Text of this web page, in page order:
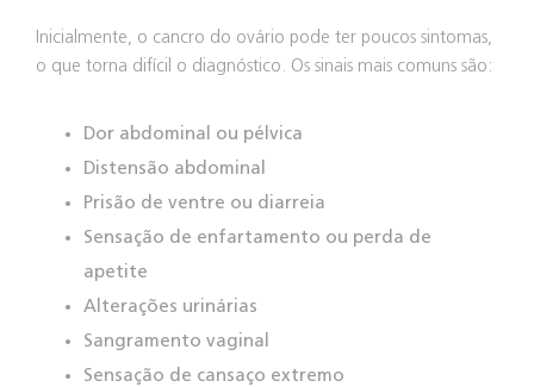
Inicialmente, o cancro do ovário pode ter poucos sintomas,
o que torna difícil o diagnóstico. Os sinais mais comuns são:
Dor abdominal ou pélvica
Distensão abdominal
Prisão de ventre ou diarreia
Sensação de enfartamento ou perda de
apetite
Alterações urinárias
Sangramento vaginal
Sensação de cansaço extremo